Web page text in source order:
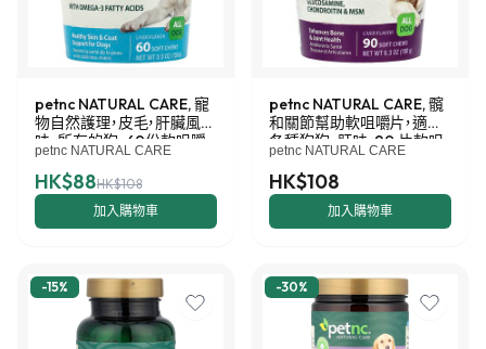
petnc NATURAL CARE, 寵
物自然護理，皮毛，肝臟風
味，所有的狗，60份軟咀嚼
物
petnc NATURAL CARE
HK$88HK$108
加入購物車
petnc NATURAL CARE, 髖
和關節幫助軟咀嚼片，適合
各種狗狗，肝味，90 片軟咀
嚼片，6.3 盎司（180 克）
petnc NATURAL CARE
HK$108
加入購物車
-15% -30%